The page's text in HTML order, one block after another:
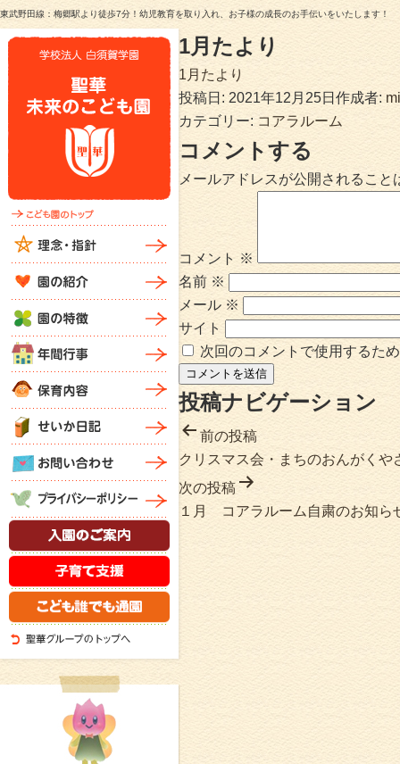
東武野田線：梅郷駅より徒歩7分！幼児教育を取り入れ、お子様の成長のお手伝いをいたします！
1月たより
1月たより
投稿日: 2021年12月25日 作成者:
カテゴリー: コアラルーム
コメントする
メールアドレスが公開されること
コメント ※
名前 ※
メール ※
サイト
次回のコメントで使用するた
投稿ナビゲーション
前の投稿
クリスマス会・まちのおんがくや
次の投稿
１月 コアラルーム自粛のお知ら